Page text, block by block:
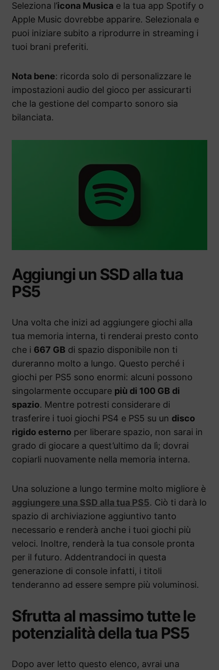
Seleziona l’icona Musica e la tua app Spotify o
Apple Music dovrebbe apparire. Selezionala e
puoi iniziare subito a riprodurre in streaming i
tuoi brani preferiti.
Nota bene: ricorda solo di personalizzare le
impostazioni audio del gioco per assicurarti
che la gestione del comparto sonoro sia
bilanciata.
Aggiungi un SSD alla tua
PS5
Una volta che inizi ad aggiungere giochi alla
tua memoria interna, ti renderai presto conto
che i 667 GB di spazio disponibile non ti
dureranno molto a lungo. Questo perché i
giochi per PS5 sono enormi: alcuni possono
singolarmente occupare più di 100 GB di
spazio. Mentre potresti considerare di
trasferire i tuoi giochi PS4 e PS5 su un disco
rigido esterno per liberare spazio, non sarai in
grado di giocare a quest’ultimo da lì; dovrai
copiarli nuovamente nella memoria interna.
Una soluzione a lungo termine molto migliore è
aggiungere una SSD alla tua PS5. Ciò ti darà lo
spazio di archiviazione aggiuntivo tanto
necessario e renderà anche i tuoi giochi più
veloci. Inoltre, renderà la tua console pronta
per il futuro. Addentrandoci in questa
generazione di console infatti, i titoli
tenderanno ad essere sempre più voluminosi.
Sfrutta al massimo tutte le
potenzialità della tua PS5
Dopo aver letto questo elenco, avrai una